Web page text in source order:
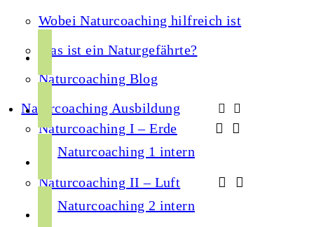
Wobei Naturcoaching hilfreich ist
Was ist ein Naturgefährte?
Naturcoaching Blog
Naturcoaching Ausbildung
Naturcoaching I – Erde
Naturcoaching 1 intern
Naturcoaching II – Luft
Naturcoaching 2 intern
c
b
o
k
n
s
g
u